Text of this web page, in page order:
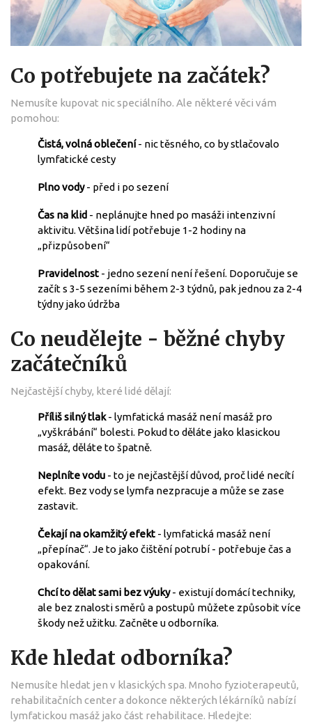
Co potřebujete na začátek?
Nemusíte kupovat nic speciálního. Ale některé věci vám
pomohou:
Čistá, volná oblečení- nic těsného, co by stlačovalo
lymfatické cesty
Plno vody- před i po sezení
Čas na klid - neplánujte hned po masáži intenzivní
aktivitu. Většina lidí potřebuje 1-2 hodiny na
„přizpůsobení“
Pravidelnost - jedno sezení není řešení. Doporučuje se
začít s 3-5 sezeními během 2-3 týdnů, pak jednou za 2-4
týdny jako údržba
Co neudělejte - běžné chyby
začátečníků
Nejčastější chyby, které lidé dělají:
Příliš silný tlak- lymfatická masáž není masáž pro
„vyškrábání“ bolesti. Pokud to děláte jako klasickou
masáž, děláte to špatně.
Neplníte vodu - to je nejčastější důvod, proč lidé necítí
efekt. Bez vody se lymfa nezpracuje a může se zase
zastavit.
Čekají na okamžitý efekt - lymfatická masáž není
„přepínač“. Je to jako čištění potrubí - potřebuje čas a
opakování.
Chcí to dělat sami bez výuky- existují domácí techniky,
ale bez znalosti směrů a postupů můžete způsobit více
škody než užitku. Začněte u odborníka.
Kde hledat odborníka?
Nemusíte hledat jen v klasických spa. Mnoho fyzioterapeutů,
rehabilitačních center a dokonce některých lékárníků nabízí
lymfatickou masáž jako část rehabilitace. Hledejte: